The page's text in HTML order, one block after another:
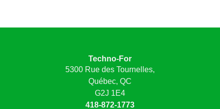
Techno-For
5300 Rue des Tournelles,
Québec, QC
G2J 1E4
418-872-1773